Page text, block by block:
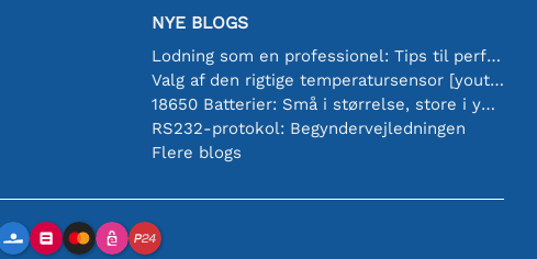
NYE BLOGS
Lodning som en professionel: Tips til perfekte elektroniske forbindelser
Valg af den rigtige temperatursensor [youtube]
18650 Batterier: Små i størrelse, store i ydeevne
RS232-protokol: Begyndervejledningen
Flere blogs